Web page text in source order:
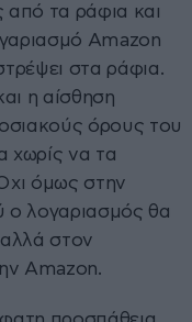
από τα ράφια και
Amazon
στα ράφια.
η αίσθηση
όρους του
χωρίς να τα
όμως στην
ο λογαριασμός θα
στον
Amazon.